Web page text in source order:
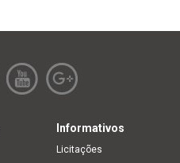
Informativos
Licitações